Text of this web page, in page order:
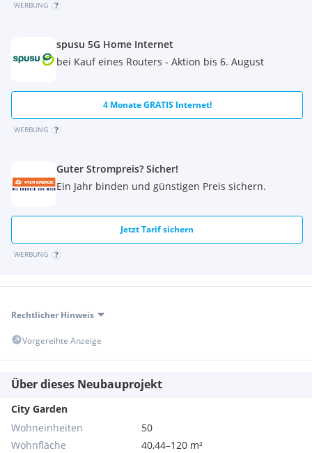
Photovoltaikanlage auf den Dächern erzeugt saubere Energie,
dazu bei, die Umwelt zu schonen, die laufenden Kosten zu
senken und die Lebensqualität zu erhöhen.
Die Fertigstellung ist für ca. Spätsommer 2027 geplant.
Der Verkauf erfolgt provisionsfrei für den Käufer.
WERBUNG
spusu 5G Home Internet
bei Kauf eines Routers - Aktion bis 6. August
4 Monate GRATIS Internet!
WERBUNG
Guter Strompreis? Sicher!
Ein Jahr binden und günstigen Preis sichern.
Jetzt Tarif sichern
WERBUNG
Rechtlicher Hinweis
Vorgereihte Anzeige
Über dieses Neubauprojekt
City Garden
Wohneinheiten
50
Wohnfläche
40,44–120 m²